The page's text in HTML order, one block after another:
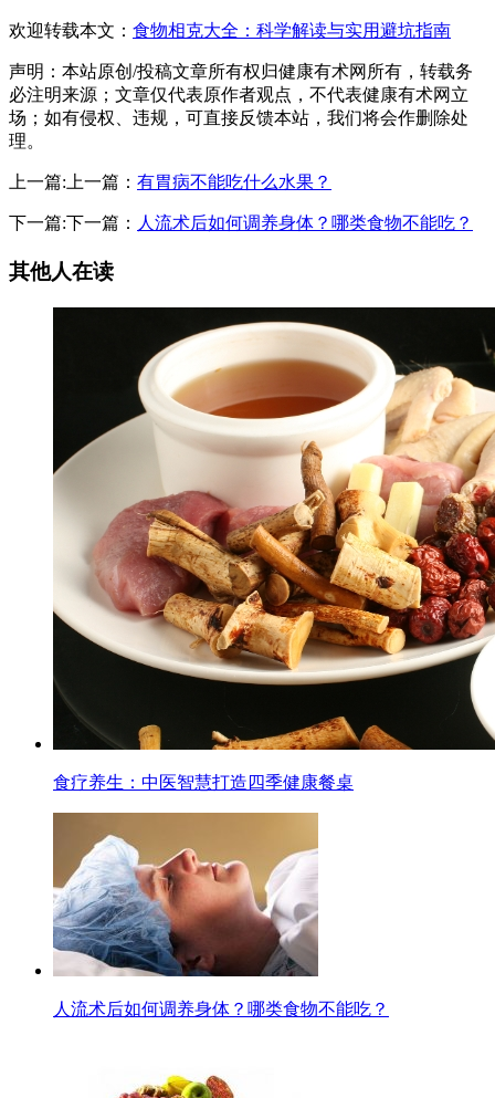
欢迎转载本文： 食物相克大全：科学解读与实用避坑指南
声明：本站原创/投稿文章所有权归健康有术网所有，转载务
必注明来源；文章仅代表原作者观点，不代表健康有术网立
场；如有侵权、违规，可直接反馈本站，我们将会作删除处
理。
上一篇:上一篇： 有胃病不能吃什么水果？
下一篇:下一篇： 人流术后如何调养身体？哪类食物不能吃？
其他人在读
食疗养生：中医智慧打造四季健康餐桌
人流术后如何调养身体？哪类食物不能吃？